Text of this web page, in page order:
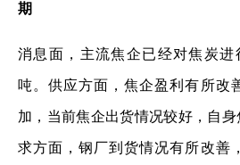
期
消息面，主流焦企已经对焦炭进
吨。供应方面，焦企盈利有所改
加，当前焦企出货情况较好，自
求方面，钢厂到货情况有所改善